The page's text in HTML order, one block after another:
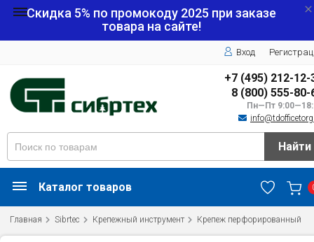
Скидка 5% по промокоду 2025 при заказе
товара на сайте!
Вход
+7 (495) 212-12-
8 (800) 555-80-
Пн—Пт
Найти
Каталог товаров
Главная Sibrtec Крепежный инструмент Крепеж перфорированный